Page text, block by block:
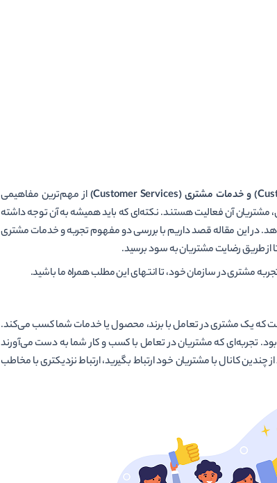
وخدمات مشتری (Customer Services
)از مهم‌ترین مفاهیمی
آن فعالیت هستند. نکته‌ای که باید همیشه به آن توجه داشته
در این مقاله قصد داریم با بررسی دو مفهوم تجربه و خدمات مشتری
از طریق رضایت مشتریان به سود برسید.
مشتری در سازمان خود، تا انتهای این مطلب همراه ما باشید.
که یک مشتری در تعامل با برند، محصول یا خدمات شما کسب می‌کند.
تجربه‌ای که مشتریان در تعامل با کسب و کار شما به دست می‌آورند
چندین کانال با مشتریان خود ارتباط بگیرید، ارتباط نزدیک­تری با مخاطب